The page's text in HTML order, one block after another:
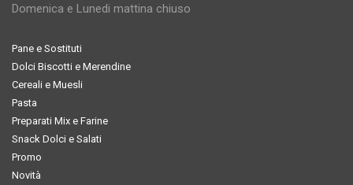
Domenica e Lunedi mattina chiuso
Pane e Sostituti
Dolci Biscotti e Merendine
Cereali e Muesli
Pasta
Preparati Mix e Farine
Snack Dolci e Salati
Promo
Novità